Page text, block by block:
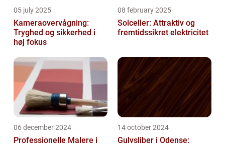
05 july 2025
Kameraovervågning:
Tryghed og sikkerhed i
høj fokus
08 february 2025
Solceller: Attraktiv og
fremtidssikret elektricitet
06 december 2024
Professionelle Malere i
14 october 2024
Gulvsliber i Odense: